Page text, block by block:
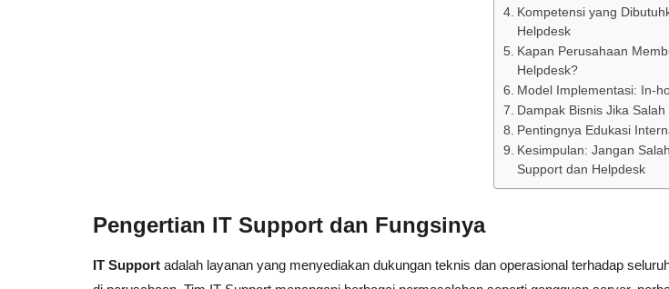
Kompetensi yang
Helpdesk
Kapan Perusahaan
Helpdesk?
Model Implementasi: In-
Dampak Bisnis Jika
Pentingnya Edukasi
Kesimpulan: Jangan
Support dan Helpdesk
Pengertian IT Support dan Fungsinya
IT Support adalah layanan yang menyediakan dukungan teknis dan operasional terhadap